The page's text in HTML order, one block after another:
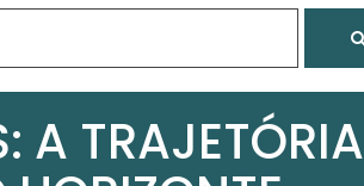
A TRAJETÓRIA